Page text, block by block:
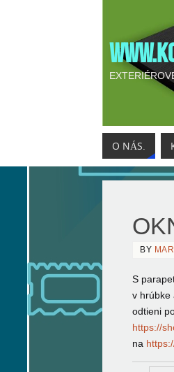
O NÁS.
BY
S
v hrúbke
odtieni
https://
na